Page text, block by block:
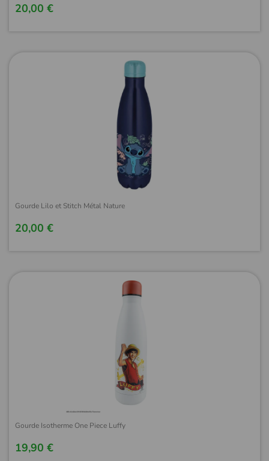
20,00 €
Gourde Lilo et Stitch Métal Nature
20,00 €
Gourde Isotherme One Piece Luffy
19,90 €